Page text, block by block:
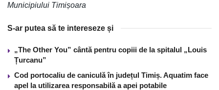
Municipiului Timișoara
S-ar putea să te intereseze și
„The Other You” cântă pentru copiii de la spitalul „Louis
Țurcanu”
Cod portocaliu de caniculă în județul Timiș. Aquatim face
apel la utilizarea responsabilă a apei potabile